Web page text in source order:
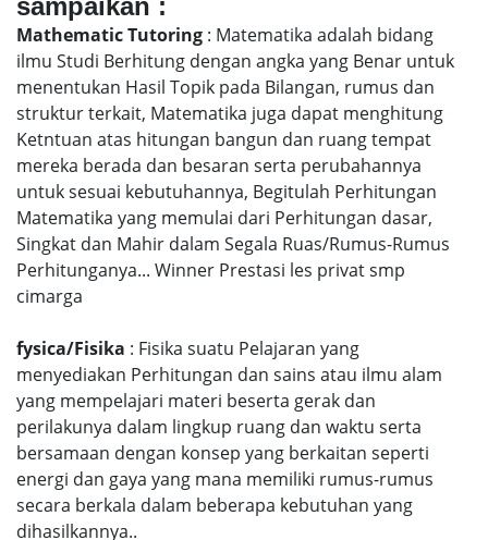
sampaikan :
Mathematic Tutoring : Matematika adalah bidang
ilmu Studi Berhitung dengan angka yang Benar untuk
menentukan Hasil Topik pada Bilangan, rumus dan
struktur terkait, Matematika juga dapat menghitung
Ketntuan atas hitungan bangun dan ruang tempat
mereka berada dan besaran serta perubahannya
untuk sesuai kebutuhannya, Begitulah Perhitungan
Matematika yang memulai dari Perhitungan dasar,
Singkat dan Mahir dalam Segala Ruas/Rumus-Rumus
Perhitunganya... Winner Prestasi les privat smp
cimarga
fysica/Fisika : Fisika suatu Pelajaran yang
menyediakan Perhitungan dan sains atau ilmu alam
yang mempelajari materi beserta gerak dan
perilakunya dalam lingkup ruang dan waktu serta
bersamaan dengan konsep yang berkaitan seperti
energi dan gaya yang mana memiliki rumus-rumus
secara berkala dalam beberapa kebutuhan yang
dihasilkannya..